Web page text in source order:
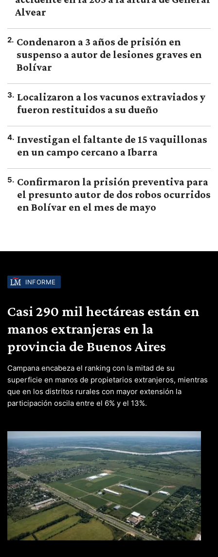
Alvear
2. Condenaron a 3 años de prisión en
suspenso a autor de lesiones graves en
Bolívar
3. Localizaron a los vacunos extraviados y
fueron restituidos a su dueño
4. Investigan el faltante de 15 vaquillonas
en un campo cercano a Ibarra
5. Confirmaron la prisión preventiva para
el presunto autor de dos robos ocurridos
en Bolívar en el mes de mayo
INFORME
Casi 290 mil hectáreas están en
manos extranjeras en la
provincia de Buenos Aires
Campana encabeza el ranking con la mitad de su
superficie en manos de propietarios extranjeros, mientras
que en los distritos rurales con mayor extensión la
participación oscila entre el 6% y el 13%.